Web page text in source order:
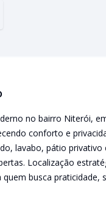
no bairro Niterói,
conforto e
lavabo, pátio
Localização
busca praticidade,